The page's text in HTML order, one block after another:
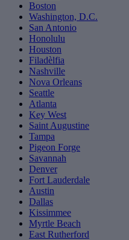
Boston
Washington, D.C.
San Antonio
Honolulu
Houston
Filadèlfia
Nashville
Nova Orleans
Seattle
Atlanta
Key West
Saint Augustine
Tampa
Pigeon Forge
Savannah
Denver
Fort Lauderdale
Austin
Dallas
Kissimmee
Myrtle Beach
East Rutherford